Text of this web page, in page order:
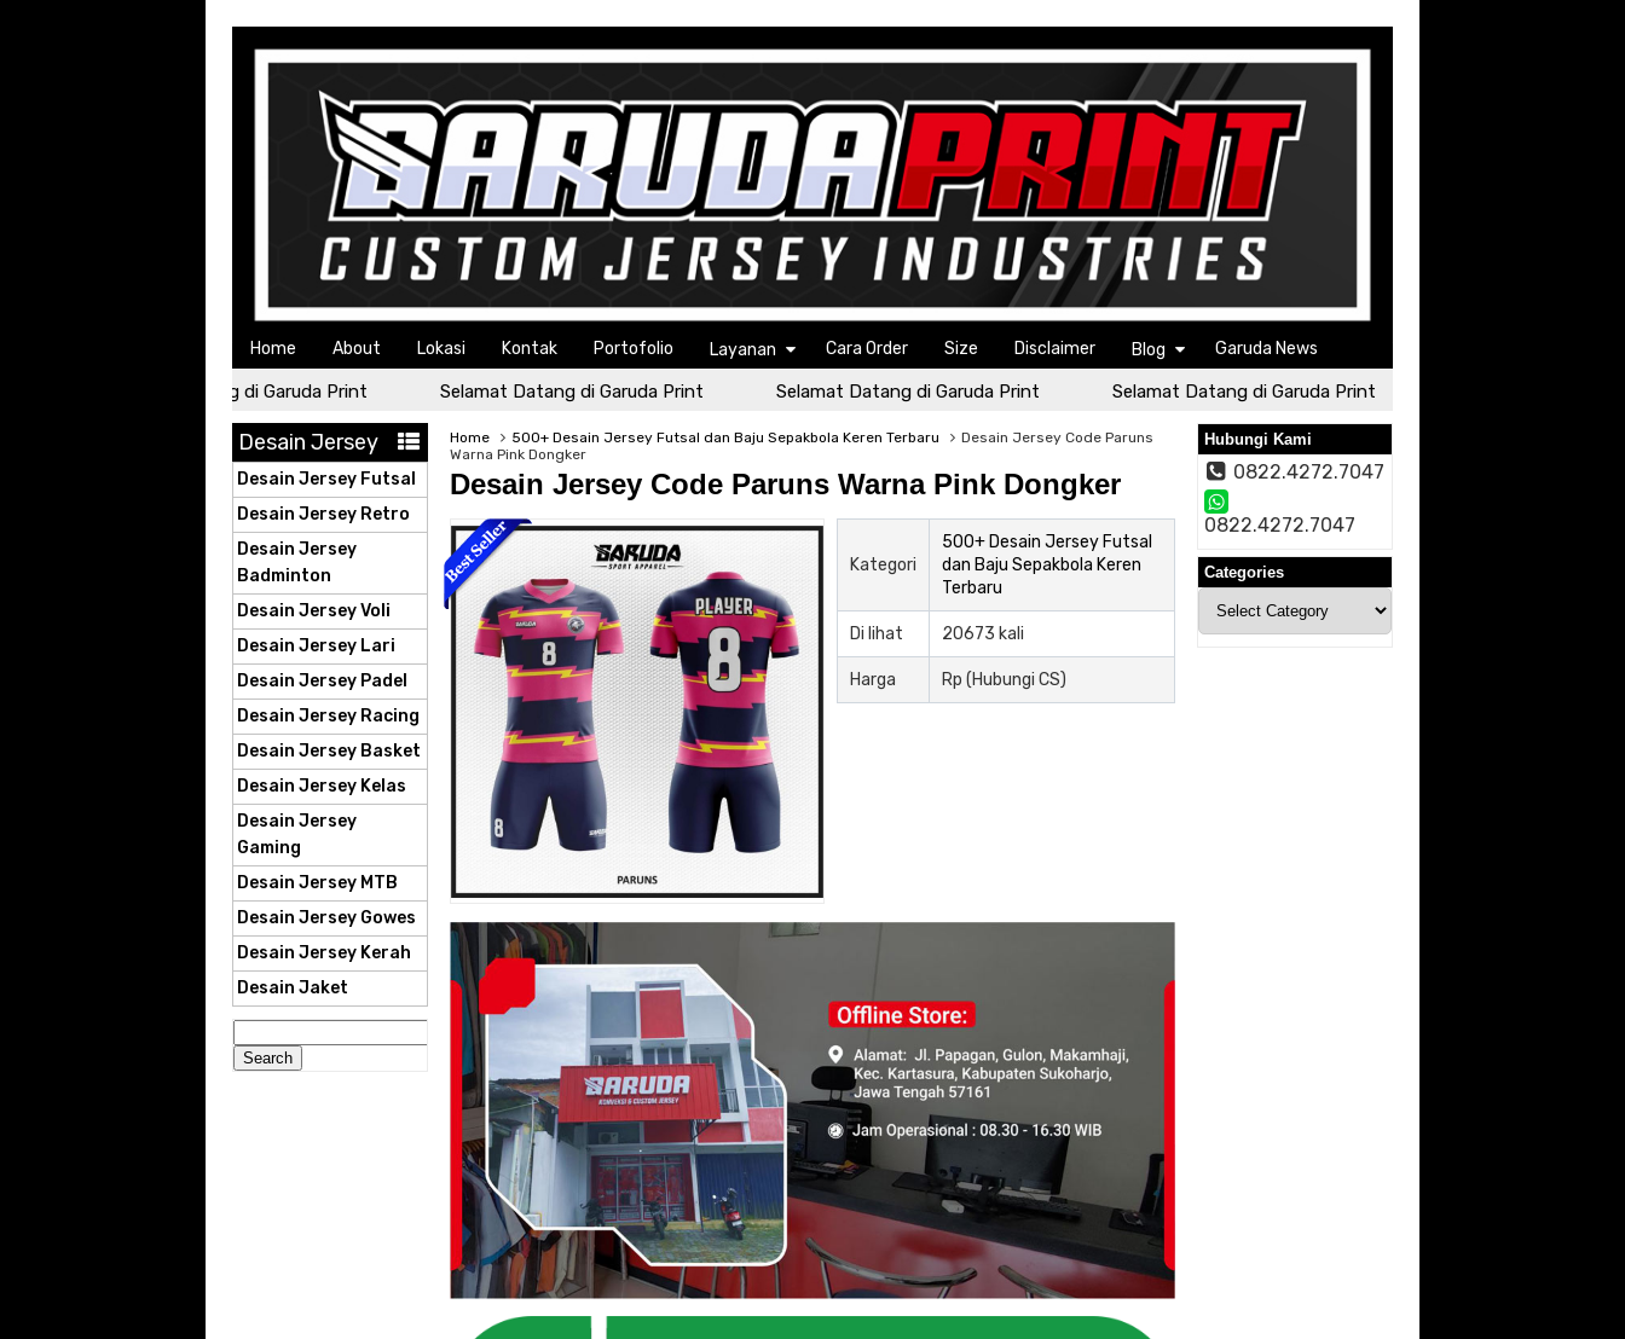
Home About Lokasi Kontak Portofolio Layanan Cara Order Size Disclaimer Blog Garuda News
Selamat Datang di Garuda Print Selamat Datang di Garuda Print Selamat Datang di Garuda Print Selamat Datang di Garuda Print
Home 500+ Desain Jersey Futsal dan Baju Sepakbola Keren Terbaru
Desain Jersey Code Paruns
Warna Pink Dongker
Desain Jersey Code Paruns Warna Pink Dongker
Kategori
500+ Desain Jersey Futsal
dan Baju Sepakbola Keren
Terbaru
Di lihat 20673 kali
Harga Rp (Hubungi CS)
Desain Jersey
Desain Jersey Futsal
Desain Jersey Retro
Desain Jersey
Badminton
Desain Jersey Voli
Desain Jersey Lari
Desain Jersey Padel
Desain Jersey Racing
Desain Jersey Basket
Desain Jersey Kelas
Desain Jersey
Gaming
Desain Jersey MTB
Desain Jersey Gowes
Desain Jersey Kerah
Desain Jaket
for:
Hubungi Kami
0822.4272.7047
0822.4272.7047
Categories
Categories